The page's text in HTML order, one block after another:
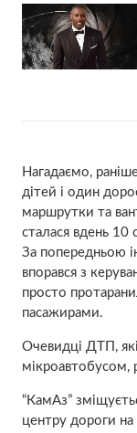
Нагадаємо,
дітей і один
маршрутки та
сталася вдень 10
За попередньою
впорався з
просто
пасажирами.
Очевидці ДТП, які
мікроавтобусом,
“КамАз”
центру дороги на